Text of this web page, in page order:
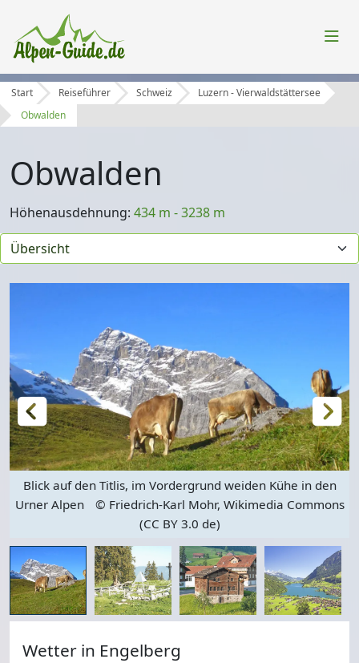
Start Reiseführer Schweiz
Luzern - Vierwaldstättersee
Obwalden
Obwalden
Höhenausdehnung: 434 m - 3238 m
Blick auf den Titlis, im Vordergrund weiden Kühe in den
Urner Alpen
© Friedrich-Karl Mohr, Wikimedia Commons
(CC BY 3.0 de)
Wetter in Engelberg